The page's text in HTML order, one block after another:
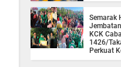
Semarak
KCK
1426/
Perkuat